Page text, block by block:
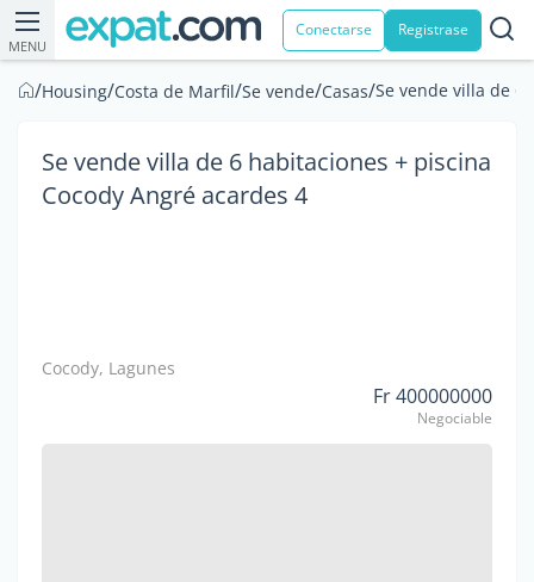
MENU
Conectarse Registrase
/Housing/Costa de Marfil/Se vende/Casas/Se vende villa de 6
Se vende villa de 6 habitaciones + piscina
Cocody Angré acardes 4
Cocody, Lagunes
Fr 400000000
Negociable